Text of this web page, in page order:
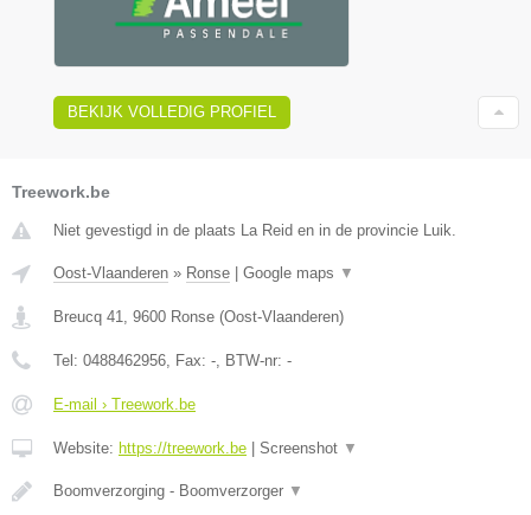
BEKIJK VOLLEDIG PROFIEL
Treework.be
Niet gevestigd in de plaats La Reid en in de provincie Luik.
Oost-Vlaanderen » Ronse Google maps ▼
Breucq 41 9600 Ronse (Oost-Vlaanderen)
Tel: 0488462956 , Fax: - , BTW-nr: -
E-mail › Treework.be
Website: https://treework.be Screenshot ▼
Boomverzorging - Boomverzorger ▼